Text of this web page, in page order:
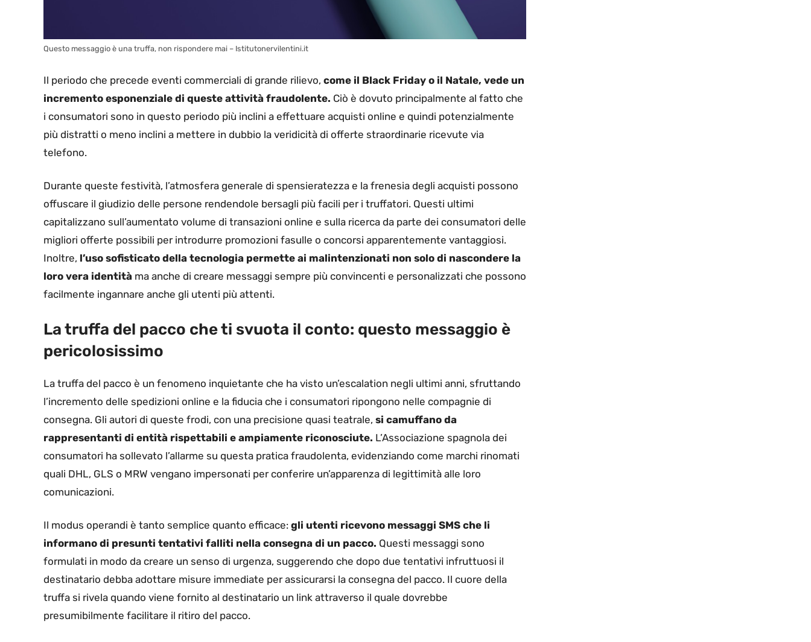
Questo messaggio è una truffa, non rispondere mai – Istitutonervilentini.it
Il periodo che precede eventi commerciali di grande rilievo, come il Black Friday o il Natale, vede un
incremento esponenziale di queste attività fraudolente. Ciò è dovuto principalmente al fatto che
i consumatori sono in questo periodo più inclini a effettuare acquisti online e quindi potenzialmente
più distratti o meno inclini a mettere in dubbio la veridicità di offerte straordinarie ricevute via
telefono.
Durante queste festività, l’atmosfera generale di spensieratezza e la frenesia degli acquisti possono
offuscare il giudizio delle persone rendendole bersagli più facili per i truffatori. Questi ultimi
capitalizzano sull’aumentato volume di transazioni online e sulla ricerca da parte dei consumatori delle
migliori offerte possibili per introdurre promozioni fasulle o concorsi apparentemente vantaggiosi.
Inoltre, l’uso sofisticato della tecnologia permette ai malintenzionati non solo di nascondere la
loro vera identità ma anche di creare messaggi sempre più convincenti e personalizzati che possono
facilmente ingannare anche gli utenti più attenti.
La truffa del pacco che ti svuota il conto: questo messaggio è
pericolosissimo
La truffa del pacco è un fenomeno inquietante che ha visto un’escalation negli ultimi anni, sfruttando
l’incremento delle spedizioni online e la fiducia che i consumatori ripongono nelle compagnie di
consegna. Gli autori di queste frodi, con una precisione quasi teatrale, si camuffano da
rappresentanti di entità rispettabili e ampiamente riconosciute. L’Associazione spagnola dei
consumatori ha sollevato l’allarme su questa pratica fraudolenta, evidenziando come marchi rinomati
quali DHL, GLS o MRW vengano impersonati per conferire un’apparenza di legittimità alle loro
comunicazioni.
Il modus operandi è tanto semplice quanto efficace: gli utenti ricevono messaggi SMS che li
informano di presunti tentativi falliti nella consegna di un pacco. Questi messaggi sono
formulati in modo da creare un senso di urgenza, suggerendo che dopo due tentativi infruttuosi il
destinatario debba adottare misure immediate per assicurarsi la consegna del pacco. Il cuore della
truffa si rivela quando viene fornito al destinatario un link attraverso il quale dovrebbe
presumibilmente facilitare il ritiro del pacco.